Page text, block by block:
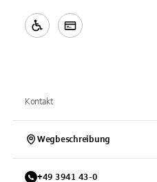
Kontakt
Wegbeschreibung
+49 3941 43-0